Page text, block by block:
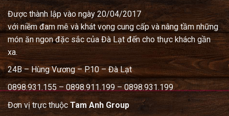
Được thành lập vào ngày 20/04/2017
với niềm đam mê và khát vọng cung cấp và nâng tầm những
món ăn ngon đặc sắc của Đà Lạt đến cho thực khách gần
xa.
24B – Hùng Vương – P.10 – Đà Lạt
0898.931.155 – 0898.911.199 – 0898.931.199
Đơn vị trực thuộcTam Anh Group